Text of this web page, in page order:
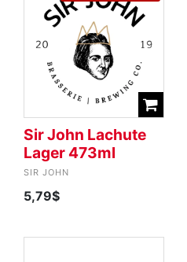
Sir John Lachute
Lager 473ml
SIR JOHN
5,79$